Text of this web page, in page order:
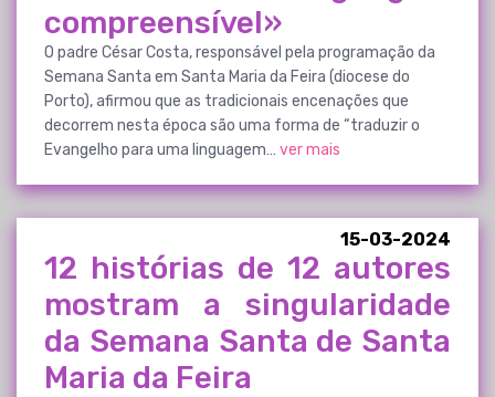
compreensível»
O padre César Costa, responsável pela programação da
Semana Santa em Santa Maria da Feira (diocese do
Porto), afirmou que as tradicionais encenações que
decorrem nesta época são uma forma de “traduzir o
Evangelho para uma linguagem… ver mais
15-03-2024
12 histórias de 12 autores
mostram a singularidade
da Semana Santa de Santa
Maria da Feira